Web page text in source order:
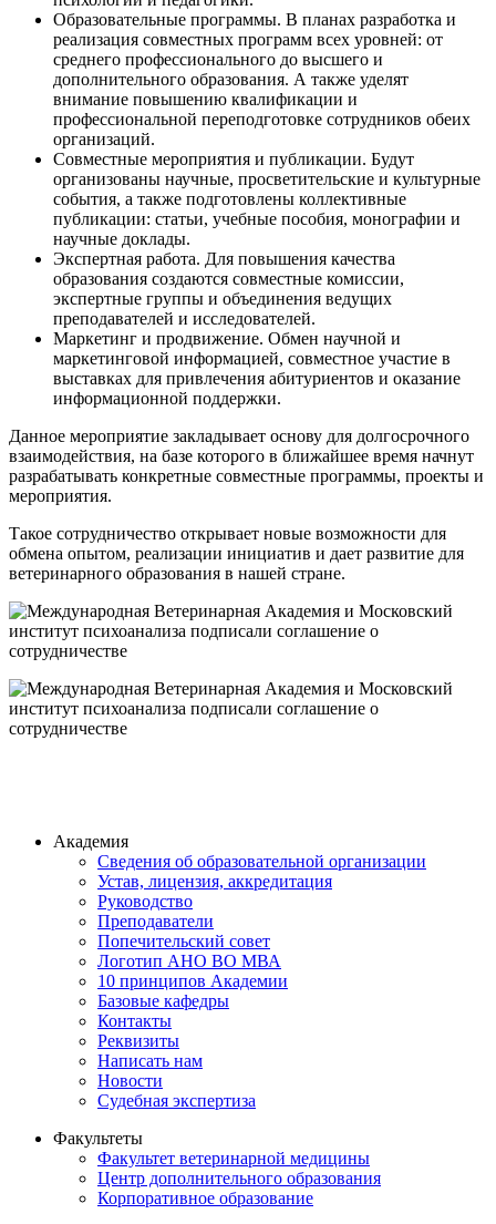
Образовательные программы. В планах разработка и
реализация совместных программ всех уровней: от
среднего профессионального до высшего и
дополнительного образования. А также уделят
внимание повышению квалификации и
профессиональной переподготовке сотрудников обеих
организаций.
Совместные мероприятия и публикации. Будут
организованы научные, просветительские и культурные
события, а также подготовлены коллективные
публикации: статьи, учебные пособия, монографии и
научные доклады.
Экспертная работа. Для повышения качества
образования создаются совместные комиссии,
экспертные группы и объединения ведущих
преподавателей и исследователей.
Маркетинг и продвижение. Обмен научной и
маркетинговой информацией, совместное участие в
выставках для привлечения абитуриентов и оказание
информационной поддержки.
Данное мероприятие закладывает основу для долгосрочного
взаимодействия, на базе которого в ближайшее время начнут
разрабатывать конкретные совместные программы, проекты и
мероприятия.
Такое сотрудничество открывает новые возможности для
обмена опытом, реализации инициатив и дает развитие для
ветеринарного образования в нашей стране.
Академия
Сведения об образовательной организации
Устав, лицензия, аккредитация
Руководство
Преподаватели
Попечительский совет
Логотип АНО ВО МВА
10 принципов Академии
Базовые кафедры
Контакты
Реквизиты
Написать нам
Новости
Судебная экспертиза
Факультеты
Факультет ветеринарной медицины
Центр дополнительного образования
Корпоративное образование